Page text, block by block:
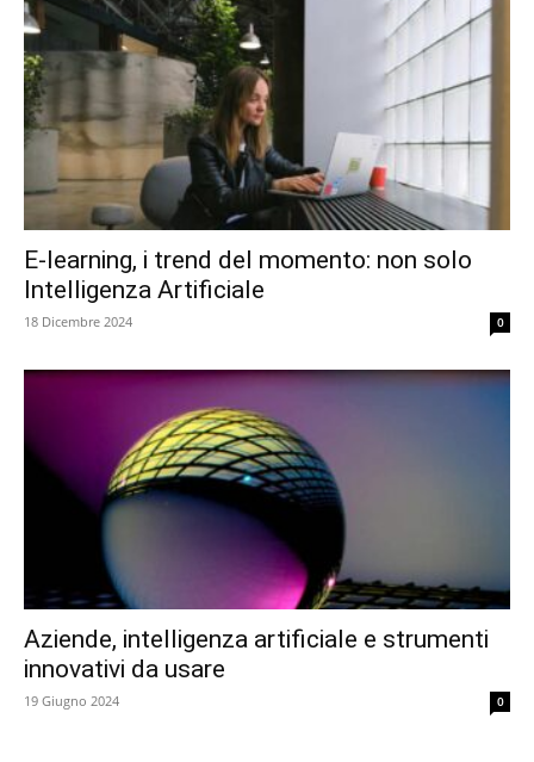
E-learning, i trend del momento: non solo
Intelligenza Artificiale
18 Dicembre 2024 0
Aziende, intelligenza artificiale e strumenti
innovativi da usare
19 Giugno 2024 0